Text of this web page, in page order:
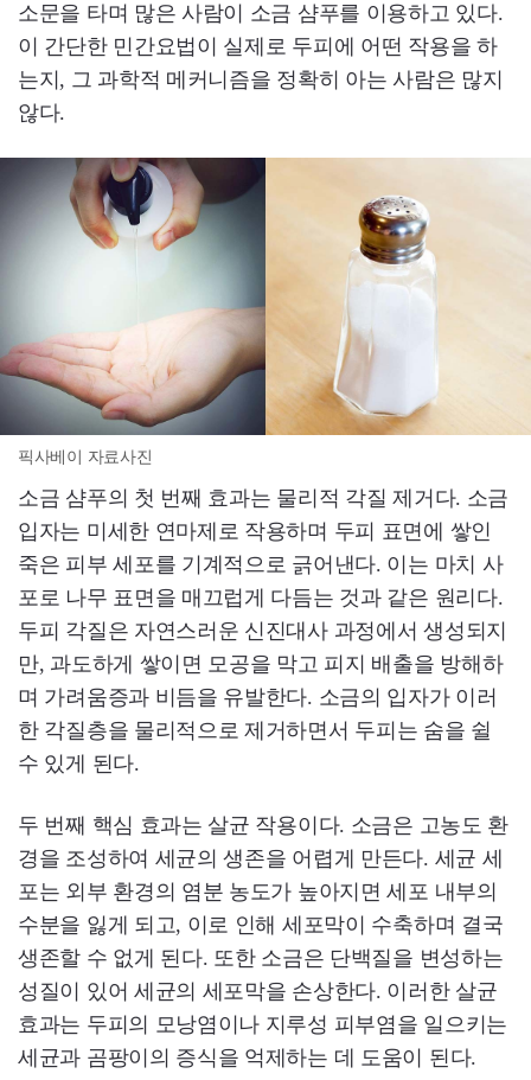
소문을 타며 많은 사람이 소금 샴푸를 이용하고 있다.
이 간단한 민간요법이 실제로 두피에 어떤 작용을 하
는지, 그 과학적 메커니즘을 정확히 아는 사람은 많지
않다.
픽사베이 자료사진
소금 샴푸의 첫 번째 효과는 물리적 각질 제거다. 소금
입자는 미세한 연마제로 작용하며 두피 표면에 쌓인
죽은 피부 세포를 기계적으로 긁어낸다. 이는 마치 사
포로 나무 표면을 매끄럽게 다듬는 것과 같은 원리다.
두피 각질은 자연스러운 신진대사 과정에서 생성되지
만, 과도하게 쌓이면 모공을 막고 피지 배출을 방해하
며 가려움증과 비듬을 유발한다. 소금의 입자가 이러
한 각질층을 물리적으로 제거하면서 두피는 숨을 쉴
수 있게 된다.
두 번째 핵심 효과는 살균 작용이다. 소금은 고농도 환
경을 조성하여 세균의 생존을 어렵게 만든다. 세균 세
포는 외부 환경의 염분 농도가 높아지면 세포 내부의
수분을 잃게 되고, 이로 인해 세포막이 수축하며 결국
생존할 수 없게 된다. 또한 소금은 단백질을 변성하는
성질이 있어 세균의 세포막을 손상한다. 이러한 살균
효과는 두피의 모낭염이나 지루성 피부염을 일으키는
세균과 곰팡이의 증식을 억제하는 데 도움이 된다.